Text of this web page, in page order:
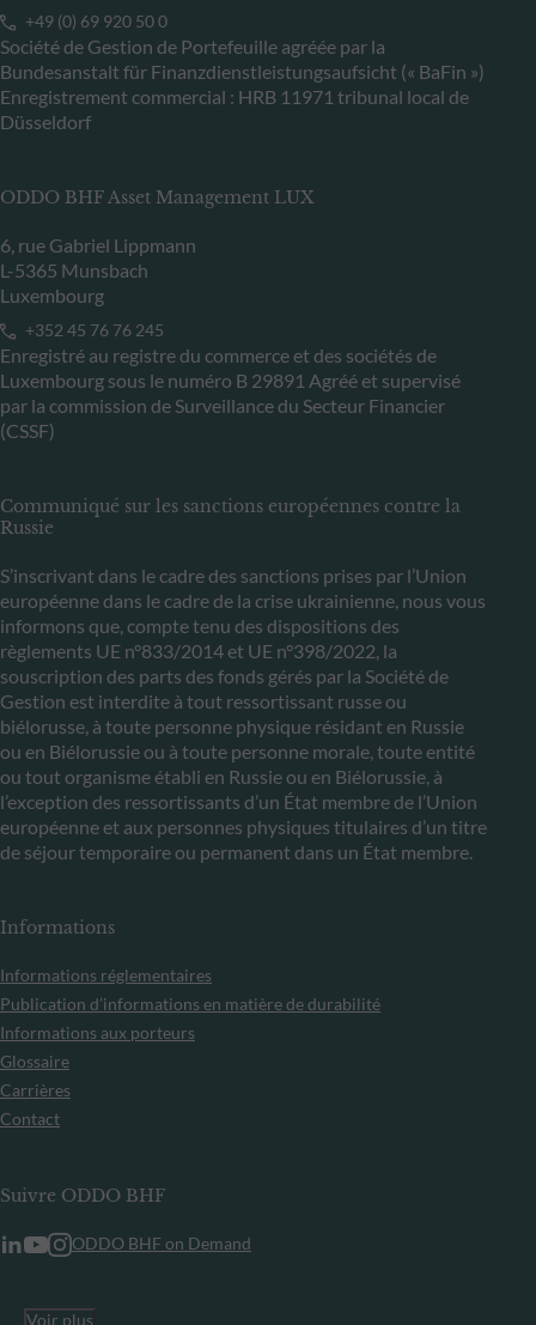
+49 (0) 69 920 50 0
Société de Gestion de Portefeuille agréée par la
Bundesanstalt für Finanzdienstleistungsaufsicht (« BaFin »)
Enregistrement commercial : HRB 11971 tribunal local de
Düsseldorf
ODDO BHF Asset Management LUX
6, rue Gabriel Lippmann
L-5365 Munsbach
Luxembourg
+352 45 76 76 245
Enregistré au registre du commerce et des sociétés de
Luxembourg sous le numéro B 29891 Agréé et supervisé
par la commission de Surveillance du Secteur Financier
(CSSF)
Communiqué sur les sanctions européennes contre la
Russie
S’inscrivant dans le cadre des sanctions prises par l’Union
européenne dans le cadre de la crise ukrainienne, nous vous
informons que, compte tenu des dispositions des
règlements UE n°833/2014 et UE n°398/2022, la
souscription des parts des fonds gérés par la Société de
Gestion est interdite à tout ressortissant russe ou
biélorusse, à toute personne physique résidant en Russie
ou en Biélorussie ou à toute personne morale, toute entité
ou tout organisme établi en Russie ou en Biélorussie, à
l’exception des ressortissants d’un État membre de l’Union
européenne et aux personnes physiques titulaires d’un titre
de séjour temporaire ou permanent dans un État membre.
Informations
Informations réglementaires
Publication d’informations en matière de durabilité
Informations aux porteurs
Glossaire
Carrières
Contact
Suivre ODDO BHF
ODDO BHF on Demand
Voir plus